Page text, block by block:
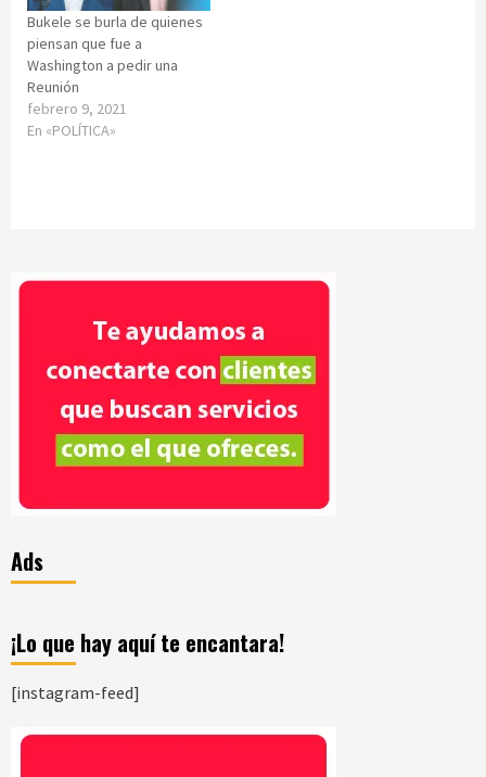
Bukele se burla de quienes
piensan que fue a
Washington a pedir una
Reunión
febrero 9, 2021
En «POLÍTICA»
Ads
¡Lo que hay aquí te encantara!
[instagram-feed]